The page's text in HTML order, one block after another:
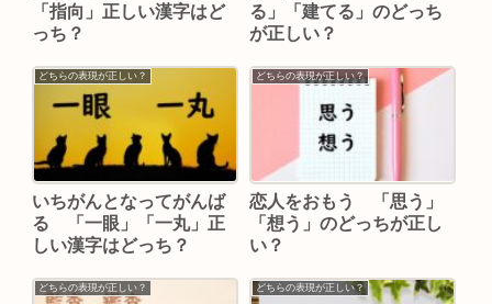
「指向」正しい漢字はど
っち？
る」「建てる」のどっち
が正しい？
どちらの表現が正しい？
いちがんとなってがんば
る 「一眼」「一丸」正
しい漢字はどっち？
どちらの表現が正しい？
恋人をおもう 「思う」
「想う」のどっちが正し
い？
どちらの表現が正しい？ どちらの表現が正しい？